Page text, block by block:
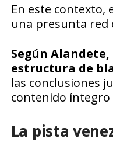
En este contexto,
una presunta red
Según
estructura de
las conclusiones
contenido íntegro
La pista